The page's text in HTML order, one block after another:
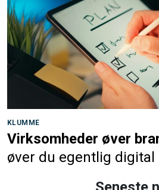
KLUMME
Virksomheder øver
øver du egentlig digital